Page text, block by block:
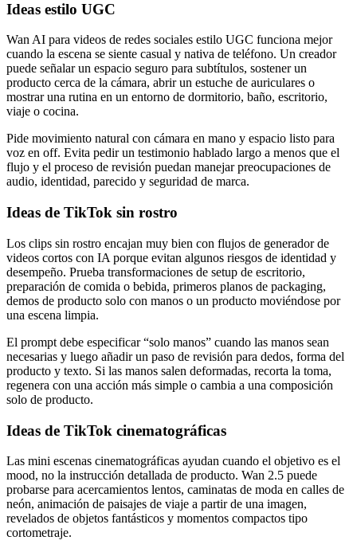
Ideas estilo UGC
Wan AI para videos de redes sociales estilo UGC funciona mejor
cuando la escena se siente casual y nativa de teléfono. Un creador
puede señalar un espacio seguro para subtítulos, sostener un
producto cerca de la cámara, abrir un estuche de auriculares o
mostrar una rutina en un entorno de dormitorio, baño, escritorio,
viaje o cocina.
Pide movimiento natural con cámara en mano y espacio listo para
voz en off. Evita pedir un testimonio hablado largo a menos que el
flujo y el proceso de revisión puedan manejar preocupaciones de
audio, identidad, parecido y seguridad de marca.
Ideas de TikTok sin rostro
Los clips sin rostro encajan muy bien con flujos de generador de
videos cortos con IA porque evitan algunos riesgos de identidad y
desempeño. Prueba transformaciones de setup de escritorio,
preparación de comida o bebida, primeros planos de packaging,
demos de producto solo con manos o un producto moviéndose por
una escena limpia.
El prompt debe especificar “solo manos” cuando las manos sean
necesarias y luego añadir un paso de revisión para dedos, forma del
producto y texto. Si las manos salen deformadas, recorta la toma,
regenera con una acción más simple o cambia a una composición
solo de producto.
Ideas de TikTok cinematográficas
Las mini escenas cinematográficas ayudan cuando el objetivo es el
mood, no la instrucción detallada de producto. Wan 2.5 puede
probarse para acercamientos lentos, caminatas de moda en calles de
neón, animación de paisajes de viaje a partir de una imagen,
revelados de objetos fantásticos y momentos compactos tipo
cortometraje.